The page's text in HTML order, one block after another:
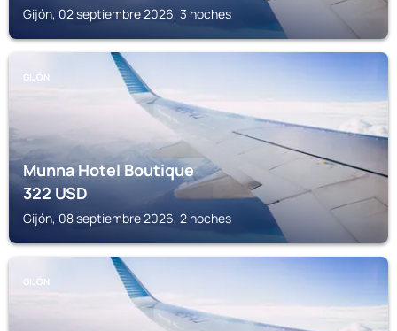
Gijón, 02 septiembre 2026, 3 noches
GIJÓN
Munna Hotel Boutique
322USD
Gijón, 08 septiembre 2026, 2 noches
GIJÓN